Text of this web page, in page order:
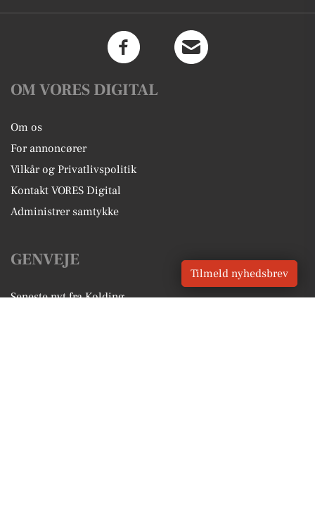
OM VORES DIGITAL
Om os
For annoncører
Vilkår og Privatlivspolitik
Kontakt VORES Digital
Administrer samtykke
GENVEJE
Seneste nyt fra Kolding
Tilmeld nyhedsbrev